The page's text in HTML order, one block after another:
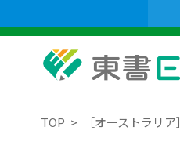
TOP ［オーストラリ